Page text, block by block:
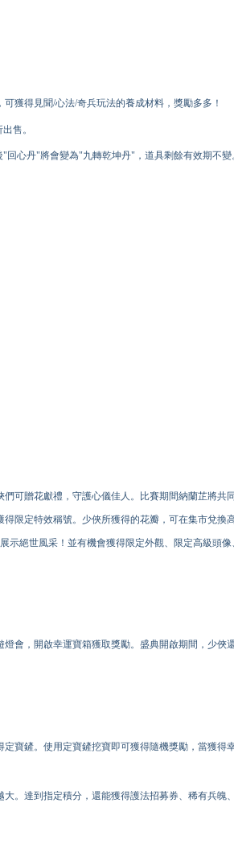
獲得見聞/心法/奇兵玩法的養成材料，獎勵多多！
售。
回心丹"將會變為"九轉乾坤丹"，道具剩餘有效期不變
可贈花獻禮，守護心儀佳人。比賽期間納蘭芷將共
限定特效稱號。少俠所獲得的花瓣，可在集市兌換
示絕世風采！並有機會獲得限定外觀、限定高級頭
會，開啟幸運寶箱獲取獎勵。盛典開啟期間，少俠
寶鏟。使用定寶鏟挖寶即可獲得隨機獎勵，當獲得
。達到指定積分，還能獲得護法招募券、稀有兵魄